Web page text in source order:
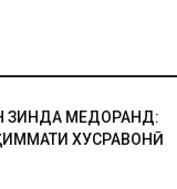
ЗИНДА МЕДОРАНД:
ХУСРАВОНӢ